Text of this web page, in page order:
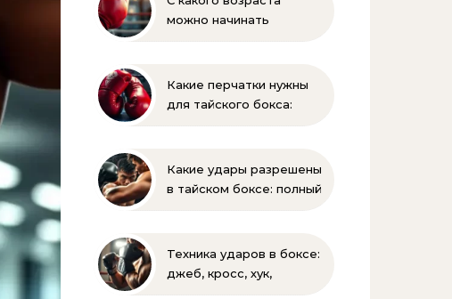
можно начинать
для родителей
Какие перчатки нужны
для тайского бокса:
Какие удары разрешены
в тайском боксе: полный
Техника ударов в боксе:
джеб, кросс, хук,